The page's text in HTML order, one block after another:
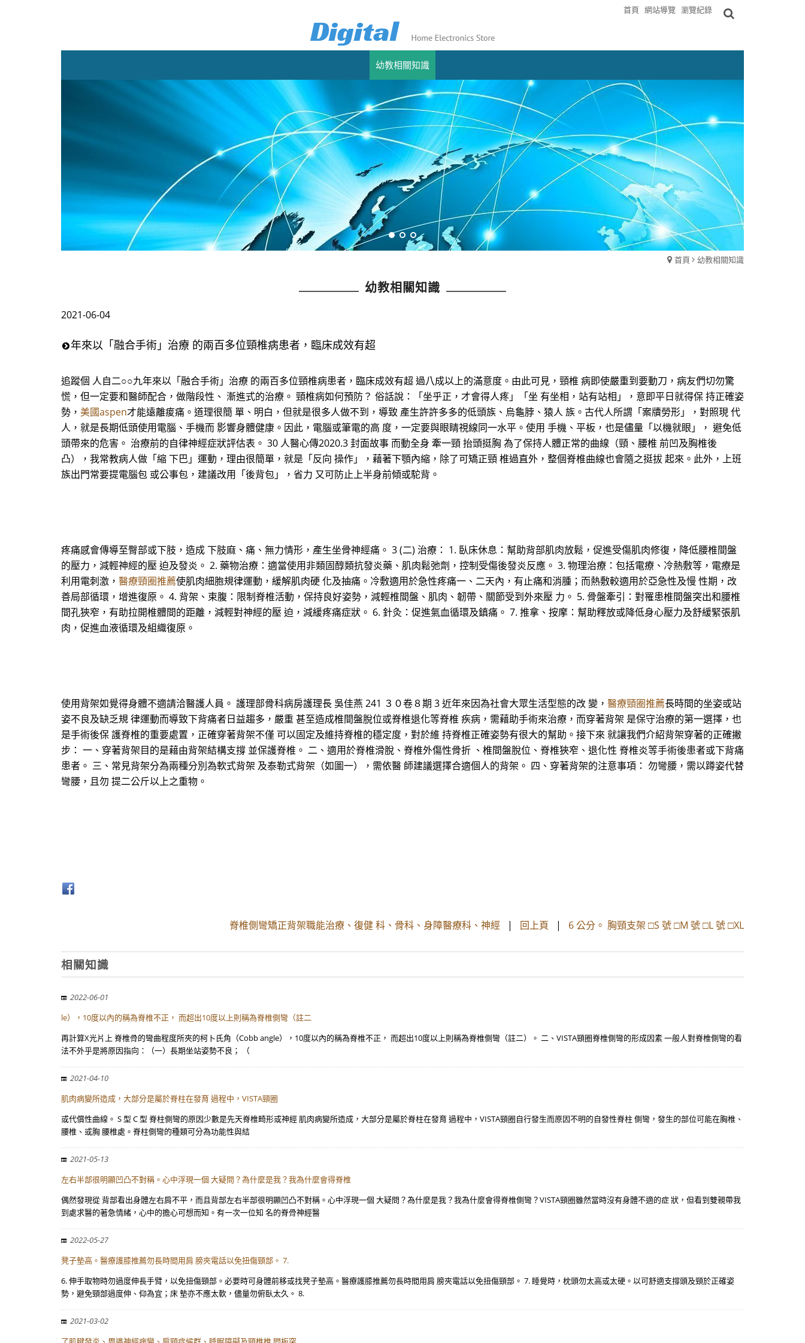
首頁 網站導覽 瀏覽紀錄
幼教相關知識
首頁 幼教相關知識
幼教相關知識
2021-06-04
年來以「融合手術」治療 的兩百多位頸椎病患者，臨床成效有超
追蹤個 人自二○○九年來以「融合手術」治療 的兩百多位頸椎病患者，臨床成效有超 過八成以上的滿意度。由此可見，頸椎 病即使嚴重到要動刀，病友們切勿驚
慌，但一定要和醫師配合，做階段性、 漸進式的治療。 頸椎病如何預防？ 俗話說：「坐乎正，才會得人疼」「坐 有坐相，站有站相」，意即平日就得保 持正確姿
勢， 美國aspen才能遠離痠痛。道理很簡 單、明白，但就是很多人做不到，導致 產生許許多多的低頭族、烏龜脖、猿人 族。古代人所謂「案牘勞形」，對照現 代
人，就是長期低頭使用電腦、手機而 影響身體健康。因此，電腦或筆電的高 度，一定要與眼睛視線同一水平。使用 手機、平板，也是儘量「以機就眼」， 避免低
頭帶來的危害。 治療前的自律神經症狀評估表。 30 人醫心傳2020.3 封面故事 而動全身 牽一頸 抬頭挺胸 為了保持人體正常的曲線（頸、腰椎 前凹及胸椎後
凸），我常教病人做「縮 下巴」運動，理由很簡單，就是「反向 操作」，藉著下顎內縮，除了可矯正頸 椎過直外，整個脊椎曲線也會隨之挺拔 起來。此外，上班
族出門常要提電腦包 或公事包，建議改用「後背包」，省力 又可防止上半身前傾或駝背。
疼痛感會傳導至臀部或下肢，造成 下肢麻、痛、無力情形，產生坐骨神經痛。 3 (二) 治療： 1. 臥床休息：幫助背部肌肉放鬆，促進受傷肌肉修復，降低腰椎間盤
的壓力，減輕神經的壓 迫及發炎。 2. 藥物治療：適當使用非類固醇類抗發炎藥、肌肉鬆弛劑，控制受傷後發炎反應。 3. 物理治療：包括電療、冷熱敷等，電療是
利用電刺激， 醫療頸圈推薦使肌肉細胞規律運動，緩解肌肉硬 化及抽痛。冷敷適用於急性疼痛一、二天內，有止痛和消腫；而熱敷較適用於亞急性及慢 性期，改
善局部循環，增進復原。 4. 背架、束腹：限制脊椎活動，保持良好姿勢，減輕椎間盤、肌肉、韌帶、關節受到外來壓 力。 5. 骨盤牽引：對罹患椎間盤突出和腰椎
間孔狹窄，有助拉開椎體間的距離，減輕對神經的壓 迫，減緩疼痛症狀。 6. 針灸：促進氣血循環及鎮痛。 7. 推拿、按摩：幫助釋放或降低身心壓力及舒緩緊張肌
肉，促進血液循環及組織復原。
使用背架如覺得身體不適請洽醫護人員。 護理部骨科病房護理長 吳佳燕 241 ３０卷８期 3 近年來因為社會大眾生活型態的改 變， 醫療頸圈推薦長時間的坐姿或站
姿不良及缺乏規 律運動而導致下背痛者日益趨多，嚴重 甚至造成椎間盤脫位或脊椎退化等脊椎 疾病，需藉助手術來治療，而穿著背架 是保守治療的第一選擇，也
是手術後保 護脊椎的重要處置，正確穿著背架不僅 可以固定及維持脊椎的穩定度，對於維 持脊椎正確姿勢有很大的幫助。接下來 就讓我們介紹背架穿著的正確撇
步： 一、穿著背架目的是藉由背架結構支撐 並保護脊椎。 二、適用於脊椎滑脫、脊椎外傷性骨折 、椎間盤脫位、脊椎狹窄、退化性 脊椎炎等手術後患者或下背痛
患者。 三、常見背架分為兩種分別為軟式背架 及泰勒式背架（如圖一），需依醫 師建議選擇合適個人的背架。 四、穿著背架的注意事項： 勿彎腰，需以蹲姿代替
彎腰，且勿 提二公斤以上之重物。
脊椎側彎矯正背架職能治療、復健 科、骨科、身障醫療科、神經 | 回上頁 | 6 公分。 胸頸支架 □S 號 □M 號 □L 號 □XL
相關知識
2022-06-01
le），10度以內的稱為脊椎不正， 而超出10度以上則稱為脊椎側彎（註二
再計算X光片上 脊椎骨的彎曲程度所夾的柯卜氏角（Cobb angle），10度以內的稱為脊椎不正， 而超出10度以上則稱為脊椎側彎（註二）。 二、VISTA頸圈脊椎側彎的形成因素 一般人對脊椎側彎的看
法不外乎是將原因指向：（一）長期坐站姿勢不良； （
2021-04-10
肌肉病變所造成，大部分是屬於脊柱在發育 過程中，VISTA頸圈
或代償性曲線。 S 型 C 型 脊柱側彎的原因少數是先天脊椎畸形或神經 肌肉病變所造成，大部分是屬於脊柱在發育 過程中，VISTA頸圈自行發生而原因不明的自發性脊柱 側彎，發生的部位可能在胸椎、
腰椎、或胸 腰椎處。脊柱側彎的種類可分為功能性與結
2021-05-13
左右半部很明顯凹凸不對稱。心中浮現一個 大疑問？為什麼是我？我為什麼會得脊椎
偶然發現從 背部看出身體左右肩不平，而且背部左右半部很明顯凹凸不對稱。心中浮現一個 大疑問？為什麼是我？我為什麼會得脊椎側彎？VISTA頸圈雖然當時沒有身體不適的症 狀，但看到雙親帶我
到處求醫的著急情緒，心中的擔心可想而知。有一次一位知 名的脊骨神經醫
2022-05-27
凳子墊高。醫療護膝推薦勿長時間用肩 膀夾電話以免扭傷頸部。 7.
6. 伸手取物時勿過度伸長手臂，以免扭傷頸部。必要時可身體前移或找凳子墊高。醫療護膝推薦勿長時間用肩 膀夾電話以免扭傷頸部。 7. 睡覺時，枕頭勿太高或太硬。以可舒適支撐頭及頸於正確姿
勢，避免頸部過度伸、仰為宜；床 墊亦不應太軟，儘量勿俯臥太久。 8.
2021-03-02